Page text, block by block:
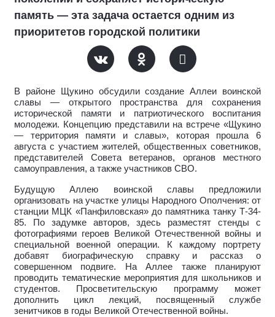
память — эта задача остается одним из
приоритетов городской политики
В районе Щукино обсудили создание Аллеи воинской
славы — открытого пространства для сохранения
исторической памяти и патриотического воспитания
молодежи. Концепцию представили на встрече «Щукино
— территория памяти и славы», которая прошла 6
августа с участием жителей, общественных советников,
представителей Совета ветеранов, органов местного
самоуправления, а также участников СВО.
Будущую Аллею воинской славы предложили
организовать на участке улицы Народного Ополчения: от
станции МЦК «Панфиловская» до памятника танку Т-34-
85. По задумке авторов, здесь разместят стенды с
фотографиями героев Великой Отечественной войны и
специальной военной операции. К каждому портрету
добавят биографическую справку и рассказ о
совершенном подвиге. На Аллее также планируют
проводить тематические мероприятия для школьников и
студентов. Просветительскую программу может
дополнить цикл лекций, посвященный службе
зенитчиков в годы Великой Отечественной войны.